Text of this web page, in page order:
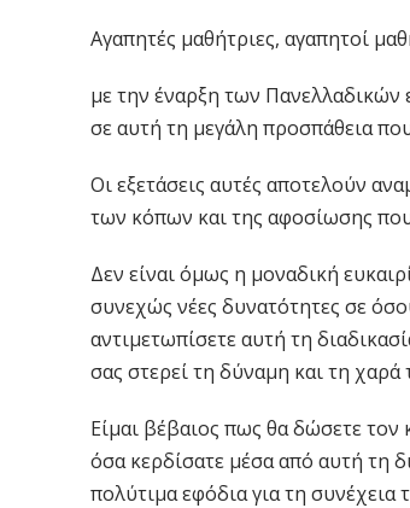
Αγαπητές μαθήτριες, αγαπητοί
με την έναρξη των
σε αυτή τη μεγάλη προσπάθεια
Οι εξετάσεις αυτές αποτελούν
των κόπων και της αφοσίωσης
Δεν είναι όμως η μοναδική
συνεχώς νέες δυνατότητες σε
αντιμετωπίσετε αυτή τη
σας στερεί τη δύναμη και τη χαρά
Είμαι βέβαιος πως θα δώσετε
όσα κερδίσατε μέσα από αυτή τη
πολύτιμα εφόδια για τη συνέχεια